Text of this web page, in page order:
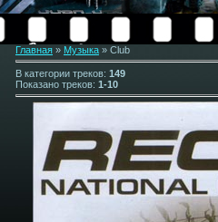
Главная » Музыка » Club
В категории треков: 149
Показано треков: 1-10